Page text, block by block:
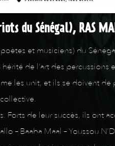
du Sénégal), RAS
et musiciens) du
de l’art des percussions
les unit, et ils se doivent
de leur succès, ils ont
– Baaba Maal – Youssou